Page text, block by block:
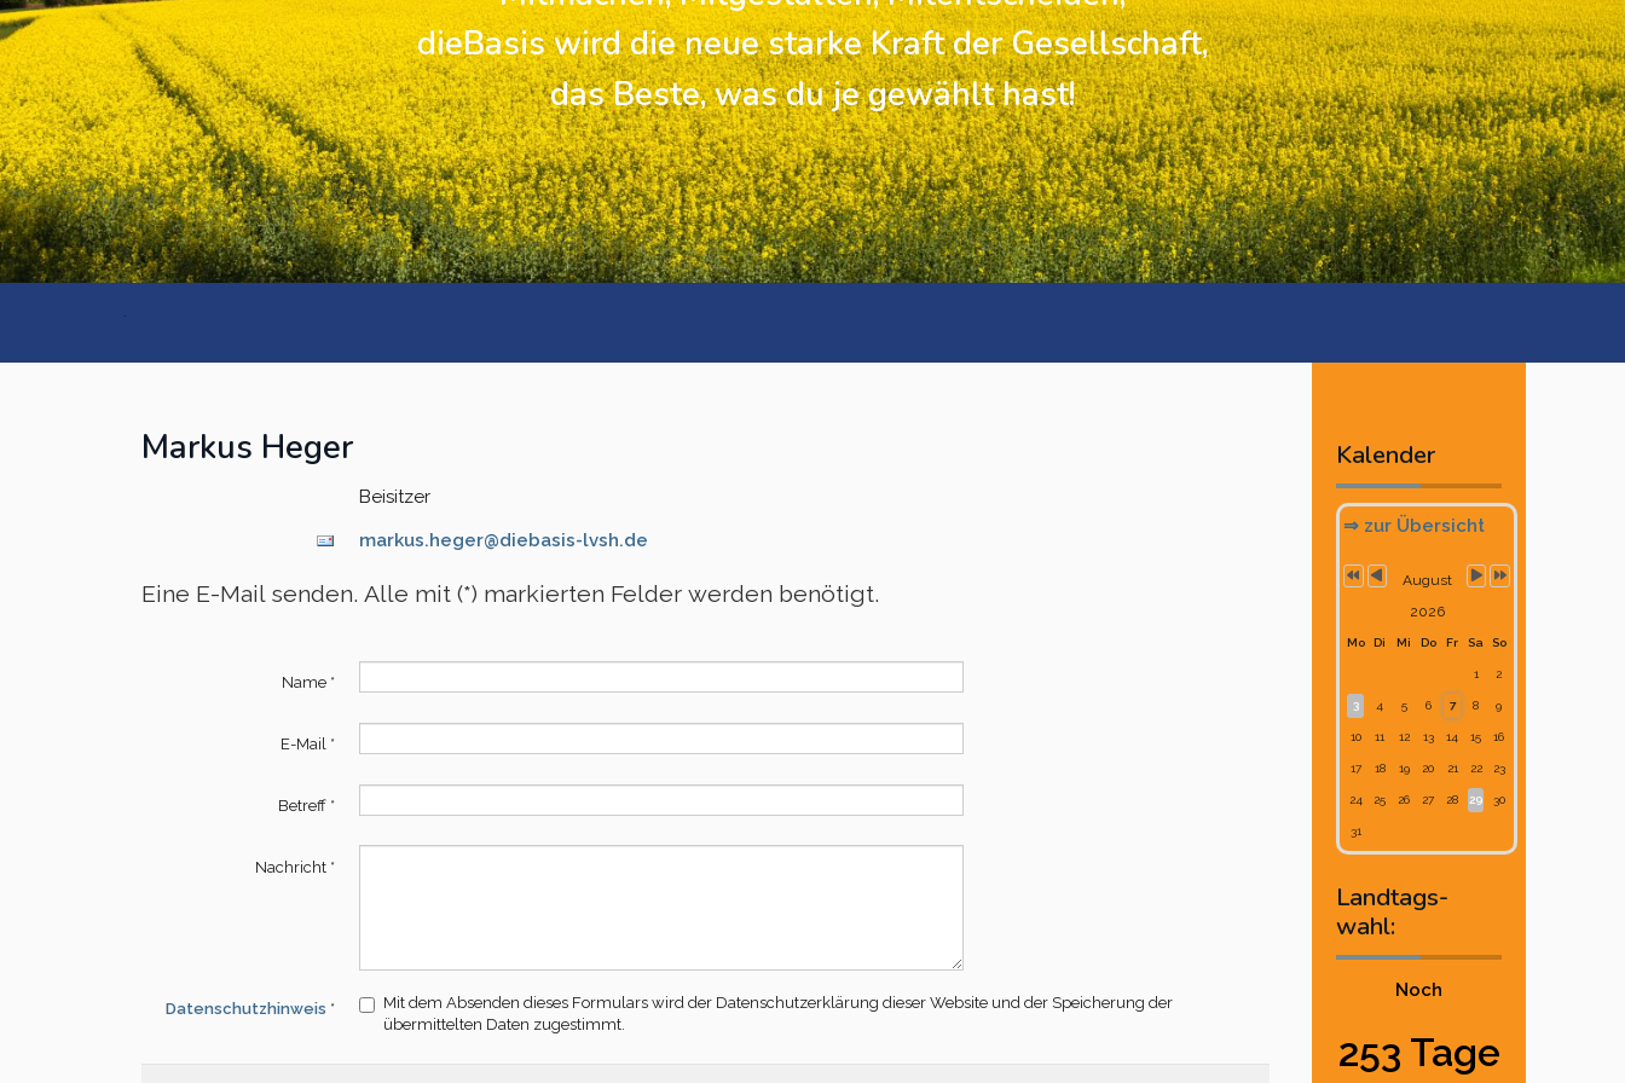
dieBasis wird die neue starke Kraft der Gesellschaft,
das Beste, was du je gewählt hast!
.
Kalender
⇒ zur Übersicht
August
2026
Mo Di Mi Do Fr Sa So
1 2
3 4 5 6 7 8 9
10 11 12 13 14 15 16
17 18 19 20 21 22 23
24 25 26 27 28 29 30
31
Landtags-
wahl:
Noch
253 Tage
Markus Heger
Beisitzer
markus.heger@diebasis-lvsh.de
Eine E-Mail senden. Alle mit (*) markierten Felder werden benötigt.
Name *
E-Mail *
Betreff *
Nachricht *
Datenschutzhinweis *
Mit dem Absenden dieses Formulars wird der Datenschutzerklärung dieser Website und der Speicherung der
übermittelten Daten zugestimmt.
Kreisverband Ostholstein
Kreisverband Pinneberg
Kreisverband Plön
Kreisverband Schleswig-
Flensburg
Kreisverband Segeberg
Kreisverband Stormarn